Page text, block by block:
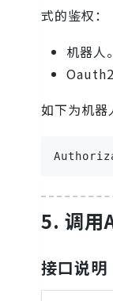
式的鉴权：
机器人
如下为机器
5. 调用
接口说明